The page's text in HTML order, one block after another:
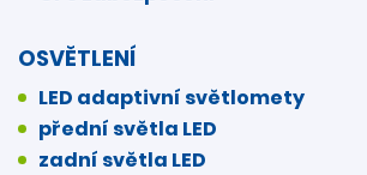
OSVĚTLENÍ
LED adaptivní světlomety
přední světla LED
zadní světla LED